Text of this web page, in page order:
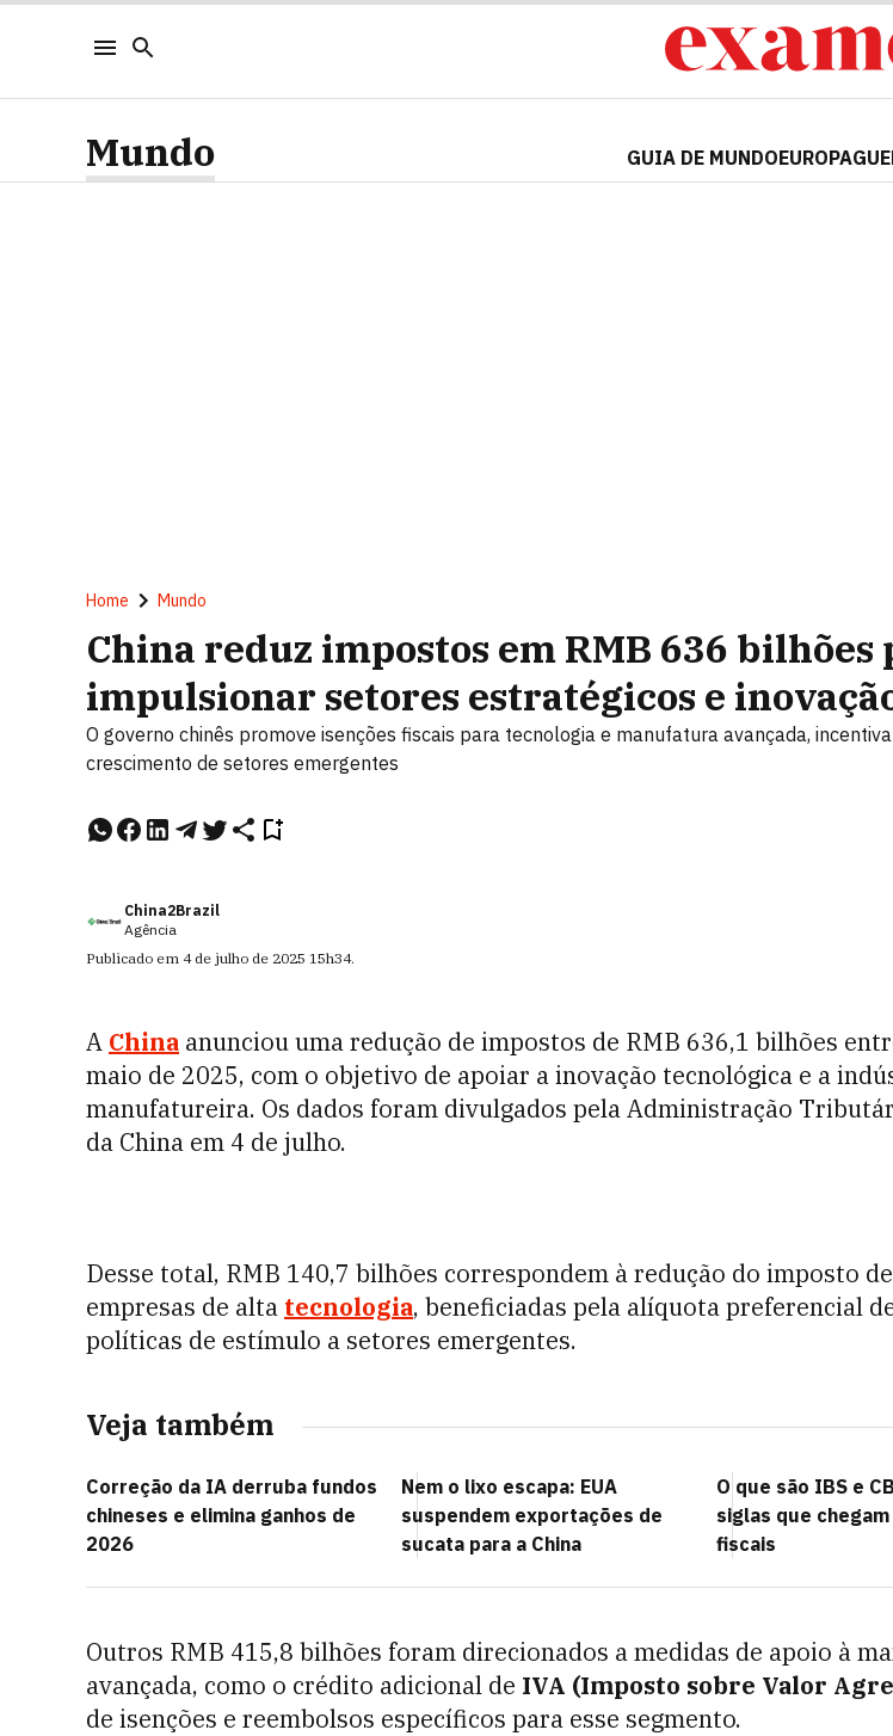
Mundo GUIA DE MUNDOEUROPA
Home Mundo
China reduz impostos em RMB 636 bilhões
impulsionar setores estratégicos e
O governo chinês promove isenções fiscais para tecnologia e manufatura avançada,
crescimento de setores emergentes
China2Brazil
Agência
Publicado em 4 de julho de 2025 15h34.
A China anunciou uma redução de impostos de RMB 636,1 bilhões
maio de 2025, com o objetivo de apoiar a inovação tecnológica e a
manufatureira. Os dados foram divulgados pela Administração
da China em 4 de julho.
Desse total, RMB 140,7 bilhões correspondem à redução do imposto
empresas de alta tecnologia, beneficiadas pela alíquota preferencial
políticas de estímulo a setores emergentes.
Veja também
Correção da IA derruba fundos
chineses e elimina ganhos de
2026
Nem o lixo escapa: EUA
suspendem exportações de
sucata para a China
O que são IBS e
siglas que
fiscais
Outros RMB 415,8 bilhões foram direcionados a medidas de apoio à
avançada, como o crédito adicional de IVA (Imposto sobre Valor
de isenções e reembolsos específicos para esse segmento.